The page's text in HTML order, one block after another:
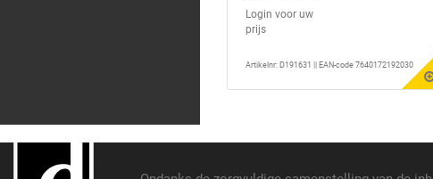
Login voor uw
prijs
Artikelnr: D191631 || EAN-code 7640172192030